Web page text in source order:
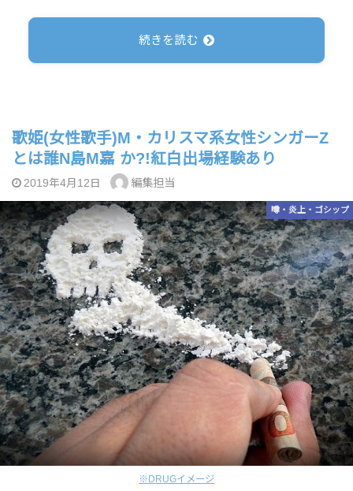
続きを読む
歌姫(女性歌手)M・カリスマ系女性シンガーZ
とは誰N島M嘉 か?!紅白出場経験あり
2019年4月12日 編集担当
※DRUGイメージ
噂・炎上・ゴシップ